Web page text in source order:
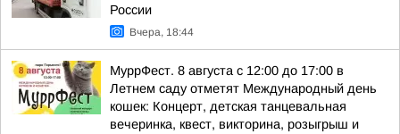
России
Вчера, 18:44
МуррФест. 8 августа с 12:00 до 17:00 в
Летнем саду отметят Международный день
кошек: Концерт, детская танцевальная
вечеринка, квест, викторина, розыгрыш и